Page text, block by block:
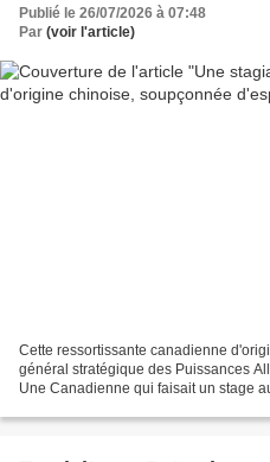
Publié le 26/07/2026 à 07:48
Par (voir l'article)
Cette ressortissante canadienne
général stratégique des Puissances
Une Canadienne qui faisait un stage